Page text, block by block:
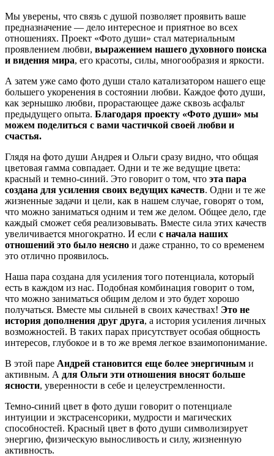
Мы уверены, что связь с душой позволяет проявить ваше
предназначение — дело интересное и приятное во всех
отношениях. Проект «Фото души» стал материальным
проявлением любви, выражением нашего духовного поиска
и видения мира, его красоты, силы, многообразия и яркости.
А затем уже само фото души стало катализатором нашего еще
большего укоренения в состоянии любви. Каждое фото души,
как зернышко любви, прорастающее даже сквозь асфальт
предыдущего опыта. Благодаря проекту «Фото души» мы
можем поделиться с вами частичкой своей любви и
счастья.
Глядя на фото души Андрея и Ольги сразу видно, что общая
цветовая гамма совпадает. Одни и те же ведущие цвета:
красный и темно-синий. Это говорит о том, что эта пара
создана для усиления своих ведущих качеств. Одни и те же
жизненные задачи и цели, как в нашем случае, говорят о том,
что можно заниматься одним и тем же делом. Общее дело, где
каждый сможет себя реализовывать. Вместе сила этих качеств
увеличивается многократно. И если с начала наших
отношений это было неясно и даже странно, то со временем
это отлично проявилось.
Наша пара создана для усиления того потенциала, который
есть в каждом из нас. Подобная комбинация говорит о том,
что можно заниматься общим делом и это будет хорошо
получаться. Вместе мы сильней в своих качествах! Это не
история дополнения друг друга, а история усиления личных
возможностей. В таких парах присутствует особая общность
интересов, глубокое и в то же время легкое взаимопонимание.
В этой паре Андрей становится еще более энергичным и
активным. А для Ольги эти отношения вносят больше
ясности, уверенности в себе и целеустремленности.
Темно-синий цвет в фото души говорит о потенциале
интуиции и экстрасенсорики, мудрости и магических
способностей. Красный цвет в фото души символизирует
энергию, физическую выносливость и силу, жизненную
активность.